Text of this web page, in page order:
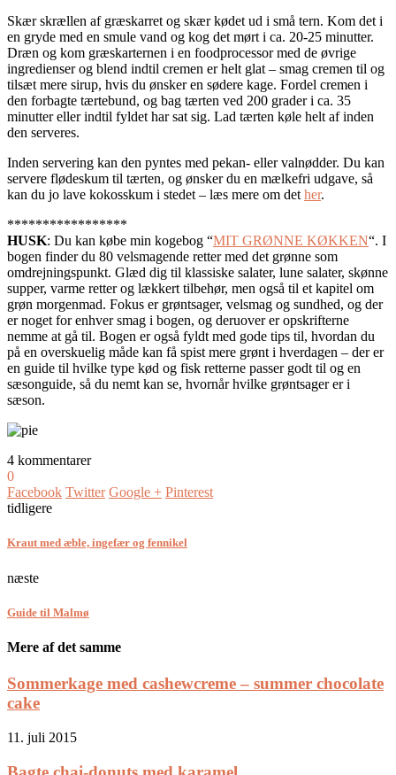
Skær skrællen af græskarret og skær kødet ud i små tern. Kom det i
en gryde med en smule vand og kog det mørt i ca. 20-25 minutter.
Dræn og kom græskarternen i en foodprocessor med de øvrige
ingredienser og blend indtil cremen er helt glat – smag cremen til og
tilsæt mere sirup, hvis du ønsker en sødere kage. Fordel cremen i
den forbagte tærtebund, og bag tærten ved 200 grader i ca. 35
minutter eller indtil fyldet har sat sig. Lad tærten køle helt af inden
den serveres.
Inden servering kan den pyntes med pekan- eller valnødder. Du kan
servere flødeskum til tærten, og ønsker du en mælkefri udgave, så
kan du jo lave kokosskum i stedet – læs mere om det her.
*****************
HUSK: Du kan købe min kogebog “MIT GRØNNE KØKKEN“. I
bogen finder du 80 velsmagende retter med det grønne som
omdrejningspunkt. Glæd dig til klassiske salater, lune salater, skønne
supper, varme retter og lækkert tilbehør, men også til et kapitel om
grøn morgenmad. Fokus er grøntsager, velsmag og sundhed, og der
er noget for enhver smag i bogen, og deruover er opskrifterne
nemme at gå til. Bogen er også fyldt med gode tips til, hvordan du
på en overskuelig måde kan få spist mere grønt i hverdagen – der er
en guide til hvilke type kød og fisk retterne passer godt til og en
sæsonguide, så du nemt kan se, hvornår hvilke grøntsager er i
sæson.
4 kommentarer
0
Facebook Twitter Google + Pinterest
tidligere
Kraut med æble, ingefær og fennikel
næste
Guide til Malmø
Mere af det samme
Sommerkage med cashewcreme – summer chocolate
cake
11. juli 2015